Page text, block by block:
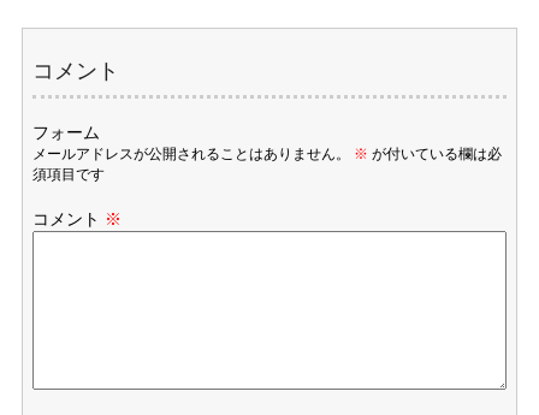
コメント
フォーム
メールアドレスが公開されることはありません。 ※ が付いている欄は必
須項目です
コメント ※